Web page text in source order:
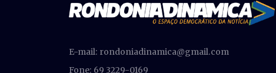
E-mail: rondoniadinamica@gmail.com
Fone: 69 3229-0169